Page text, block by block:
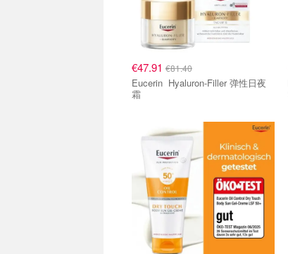
€47.91 €81.40
Eucerin Hyaluron-Filler 弹性日夜
霜